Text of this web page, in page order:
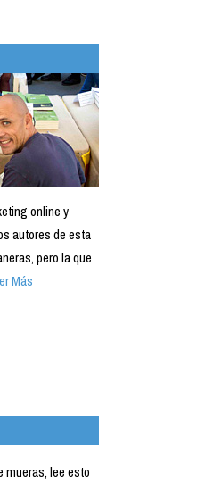
online y
autores de esta
pero la que
Más
mueras, lee esto